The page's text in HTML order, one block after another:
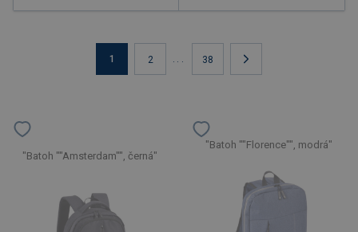
1 2 ... 38
"Batoh ""Amsterdam"", černá"
"Batoh ""Florence"", modrá"